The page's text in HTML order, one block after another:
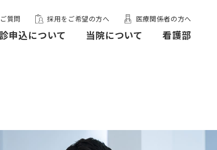
質問 採用をご希望の方へ 医療関係者の方へ
申込について 当院について 看護部